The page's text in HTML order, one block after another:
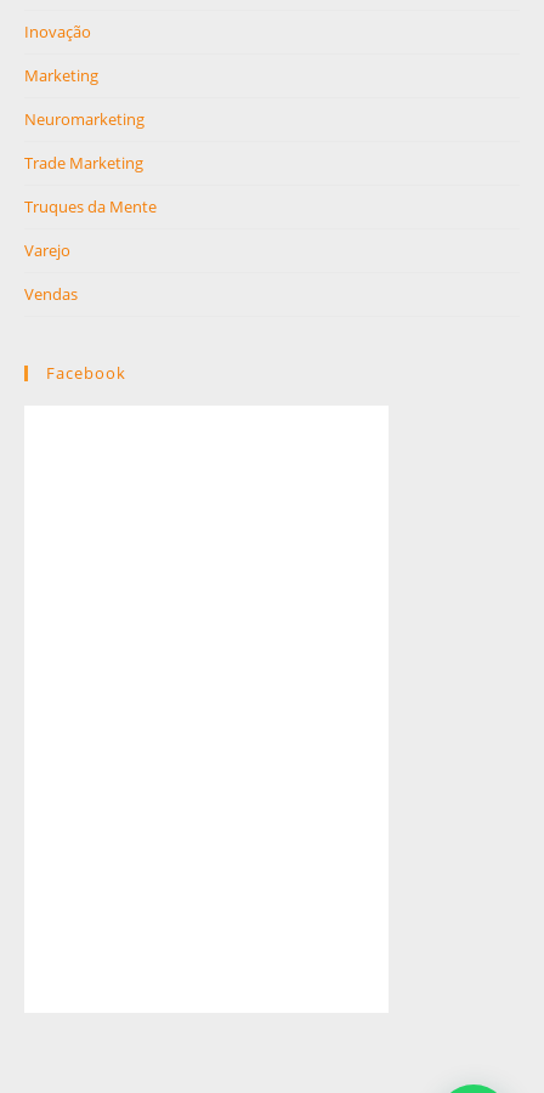
Inovação
Marketing
Neuromarketing
Trade Marketing
Truques da Mente
Varejo
Vendas
Facebook